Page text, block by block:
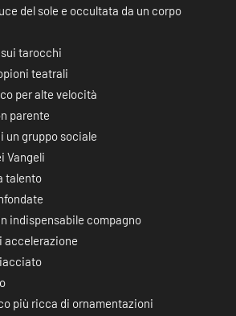
del sole e occultata da un corpo
tarocchi
teatrali
per alte velocità
parente
un gruppo sociale
Vangeli
talento
indispensabile compagno
accelerazione
più ricca di ornamentazioni